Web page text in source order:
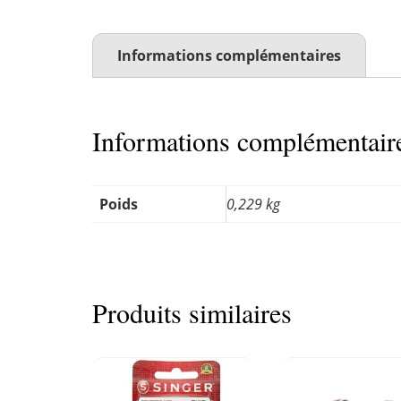
Informations complémentaires
Informations
Poids 0,229 kg
Produits similaires